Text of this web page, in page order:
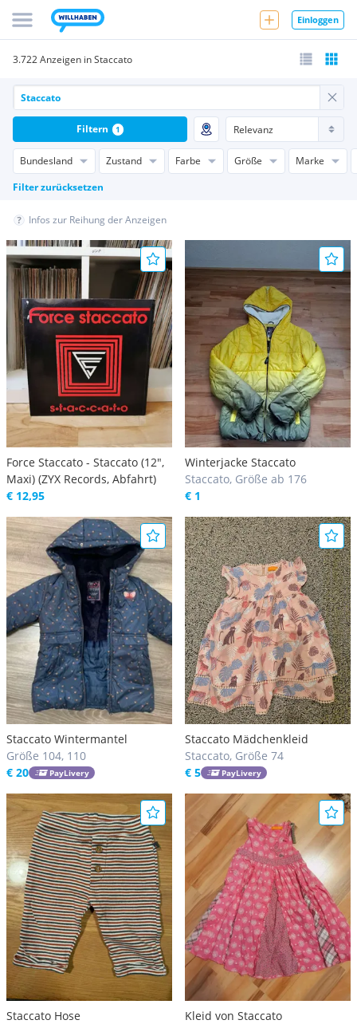
Einloggen
3.722 Anzeigen in Staccato
Bundesland Zustand Farbe Größe
Marke
Filter zurücksetzen
Filtern 1
Infos zur Reihung der Anzeigen
Force Staccato - Staccato (12",
Maxi) (ZYX Records, Abfahrt)
€ 12,95
Winterjacke Staccato
Staccato, Größe ab 176
€ 1
Staccato Wintermantel
Größe 104, 110
€ 20
PayLivery
Staccato Mädchenkleid
Staccato, Größe 74
€ 5
PayLivery
Staccato Hose
Kleid von Staccato